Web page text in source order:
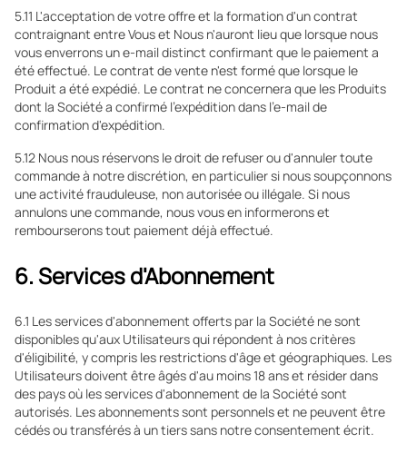
5.11 L'acceptation de votre offre et la formation d'un contrat
contraignant entre Vous et Nous n'auront lieu que lorsque nous
vous enverrons un e-mail distinct confirmant que le paiement a
été effectué. Le contrat de vente n'est formé que lorsque le
Produit a été expédié. Le contrat ne concernera que les Produits
dont la Société a confirmé l'expédition dans l'e-mail de
confirmation d'expédition.
5.12 Nous nous réservons le droit de refuser ou d'annuler toute
commande à notre discrétion, en particulier si nous soupçonnons
une activité frauduleuse, non autorisée ou illégale. Si nous
annulons une commande, nous vous en informerons et
rembourserons tout paiement déjà effectué.
6. Services d'Abonnement
6.1 Les services d'abonnement offerts par la Société ne sont
disponibles qu'aux Utilisateurs qui répondent à nos critères
d'éligibilité, y compris les restrictions d'âge et géographiques. Les
Utilisateurs doivent être âgés d'au moins 18 ans et résider dans
des pays où les services d'abonnement de la Société sont
autorisés. Les abonnements sont personnels et ne peuvent être
cédés ou transférés à un tiers sans notre consentement écrit.